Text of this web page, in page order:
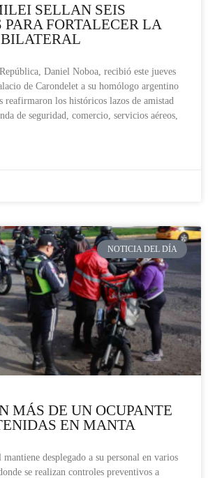
SELLAN SEIS
PARA FORTALECER LA
Daniel Noboa, recibió este jueves
de Carondelet a su homólogo argentino
los históricos lazos de amistad
de seguridad, comercio, servicios aéreos,
NOTICIA DEL DÍA
MÁS DE UN OCUPANTE
EN MANTA
desplegado a su personal en varios
se realizan controles preventivos a